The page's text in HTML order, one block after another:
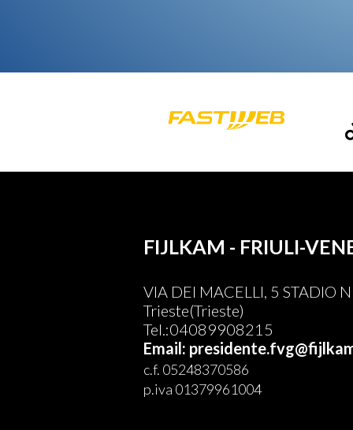
FIJLKAM - FRIULI-
VIA DEI MACELLI, 5 STADIO
Trieste(Trieste)
Tel.:04089908215
Email:
c.f. 05248370586
p.iva 01379961004